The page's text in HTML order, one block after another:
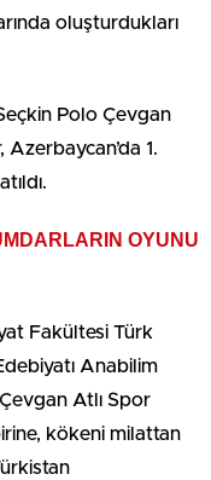
oluşturdukları
Polo Çevgan
1.
OYUNU
Fakültesi Türk
Anabilim
Atlı Spor
kökeni milattan